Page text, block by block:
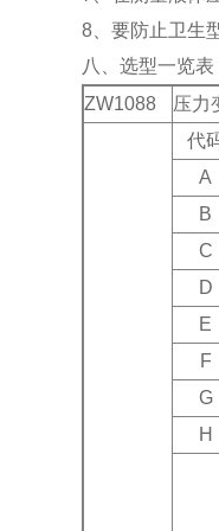
8、要防止卫生
八、 选型一览表
ZW1088
压力
代
A
B
C
D
E
F
G
H